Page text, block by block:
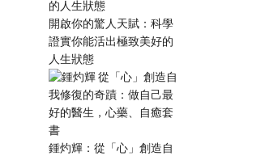
開啟你的驚人天賦：科學
證實你能活出極致美好的
人生狀態
鍾灼輝：從「心」創造自